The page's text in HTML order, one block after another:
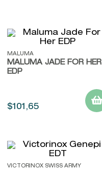
MALUMA
MALUMA JADE FOR HER
EDP
$101 ,65
VICTORINOX SWISS ARMY